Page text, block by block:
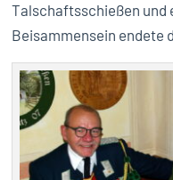
Talschaftsschießen und
Beisammensein endete